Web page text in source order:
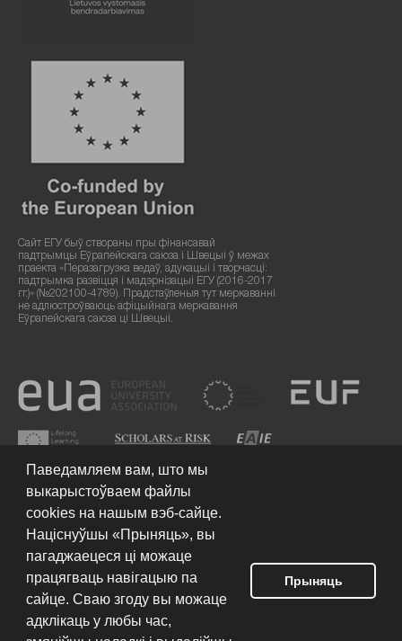
Сайт ЕГУ быў створаны пры фінансавай
падтрымцы Еўрапейскага саюза і Швецыі ў межах
праекта «Перазагрузка ведаў, адукацыі і творчасці:
падтрымка развіцця і мадэрнізацыі ЕГУ (2016-2017
гг.)» (№202100-4789). Прадстаўленыя тут меркаванні
не адлюстроўваюць афіцыйнага меркавання
Еўрапейскага саюза ці Швецыі.
Умовы выкарыстання сайта © 2026 Еўрапейскі гуманітарны
ўніверсітэт
Паведамляем вам, што мы
выкарыстоўваем файлы
cookies на нашым вэб-сайце.
Націснуўшы «Прыняць», вы
пагаджаецеся ці можаце
працягваць навігацыю па
сайце. Сваю згоду вы можаце
адклікаць у любы час,
Прыняць